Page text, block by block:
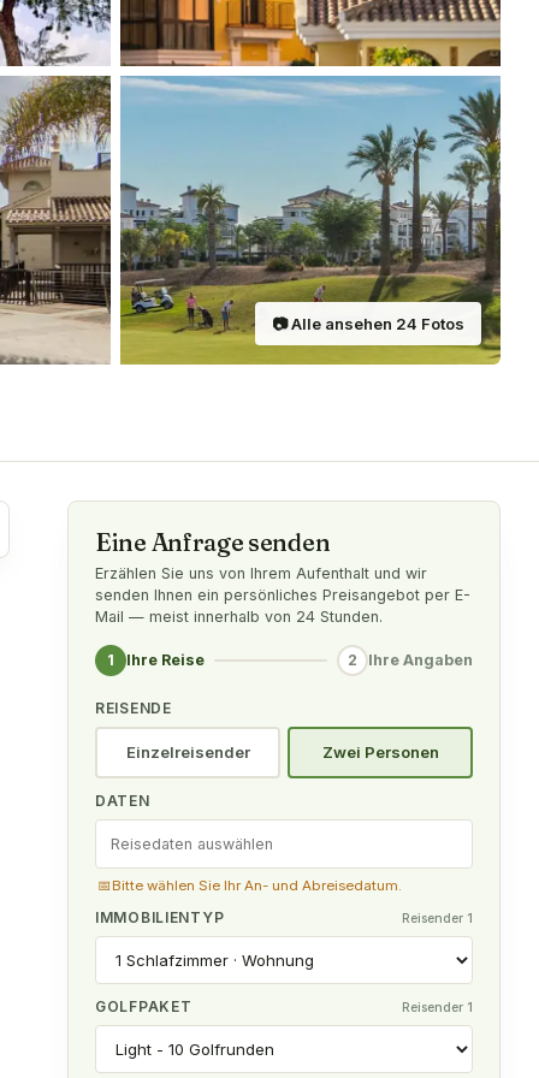
📷Alle ansehen 24 Fotos
Eine Anfrage senden
Erzählen Sie uns von Ihrem Aufenthalt und wir
senden Ihnen ein persönliches Preisangebot per E-
Mail — meist innerhalb von 24 Stunden.
1 Ihre Reise 2 Ihre Angaben
REISENDE
Einzelreisender Zwei Personen
DATEN
📅 Bitte wählen Sie Ihr An- und Abreisedatum.
IMMOBILIENTYP Reisender 1
GOLFPAKET Reisender 1